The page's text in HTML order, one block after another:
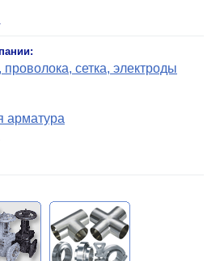
сетка, электроды
арматура